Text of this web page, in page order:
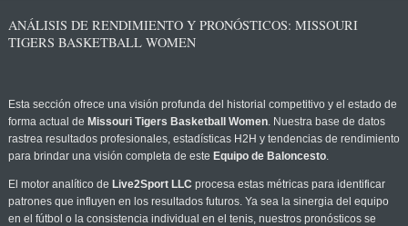
ANÁLISIS DE RENDIMIENTO Y PRONÓSTICOS: MISSOURI
TIGERS BASKETBALL WOMEN
Esta sección ofrece una visión profunda del historial competitivo y el estado de
forma actual de Missouri Tigers Basketball Women. Nuestra base de datos
rastrea resultados profesionales, estadísticas H2H y tendencias de rendimiento
para brindar una visión completa de este Equipo de Baloncesto.
El motor analítico de Live2Sport LLC procesa estas métricas para identificar
patrones que influyen en los resultados futuros. Ya sea la sinergia del equipo
en el fútbol o la consistencia individual en el tenis, nuestros pronósticos se